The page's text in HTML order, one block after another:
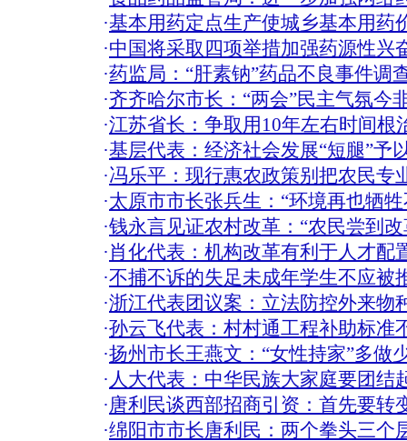
·基本用药定点生产使城乡基本用药
·中国将采取四项举措加强药源性兴
·药监局：“肝素钠”药品不良事件调
·齐齐哈尔市长：“两会”民主气氛今
·江苏省长：争取用10年左右时间根
·基层代表：经济社会发展“短腿”予
·冯乐平：现行惠农政策别把农民专
·太原市市长张兵生：“环境再也牺牲
·钱永言见证农村改革：“农民尝到
·肖化代表：机构改革有利于人才配
·不捕不诉的失足未成年学生不应被
·浙江代表团议案：立法防控外来物
·孙云飞代表：村村通工程补助标准
·扬州市长王燕文：“女性持家”多做
· 人大代表：中华民族大家庭要团结
·唐利民谈西部招商引资：首先要转
·绵阳市市长唐利民：两个拳头三个